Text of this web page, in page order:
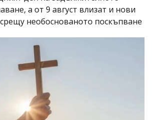
а от 9 август влизат и нови
необоснованото поскъпване